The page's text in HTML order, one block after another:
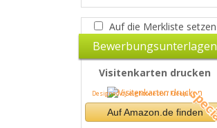
Auf die Merkliste setzen
Bewerbungsunterlagen
Visitenkarten drucken
Designed by eightonesix / Freepik
Auf Amazon.de finden